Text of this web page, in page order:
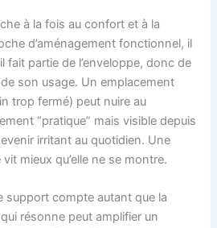
à la fois au confort et à la
d’aménagement fonctionnel, il
fait partie de l’enveloppe, donc de
son usage. Un emplacement
trop fermé) peut nuire au
“pratique” mais visible depuis
irritant au quotidien. Une
mieux qu’elle ne se montre.
support compte autant que la
résonne peut amplifier un